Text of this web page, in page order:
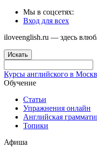
Мы в соцсетях:
Вход для всех
iloveenglish.ru — здесь
Искать
Курсы английского в
Обучение
Статьи
Упражнения онлайн
Английская
Топики
Афиша